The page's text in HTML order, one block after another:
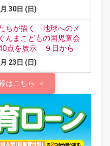
はこちら ＜